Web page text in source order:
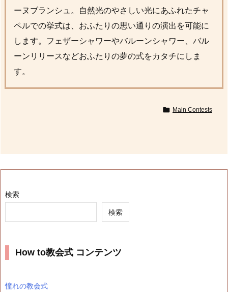
ーヌブランシュ。自然光のやさしい光にあふれたチャ
ペルでの挙式は、おふたりの思い通りの演出を可能に
します。フェザーシャワーやバルーンシャワー、バル
ーンリリースなどおふたりの夢の式をカタチにしま
す。
 Main Contests
検索
検索
How to教会式 コンテンツ
憧れの教会式